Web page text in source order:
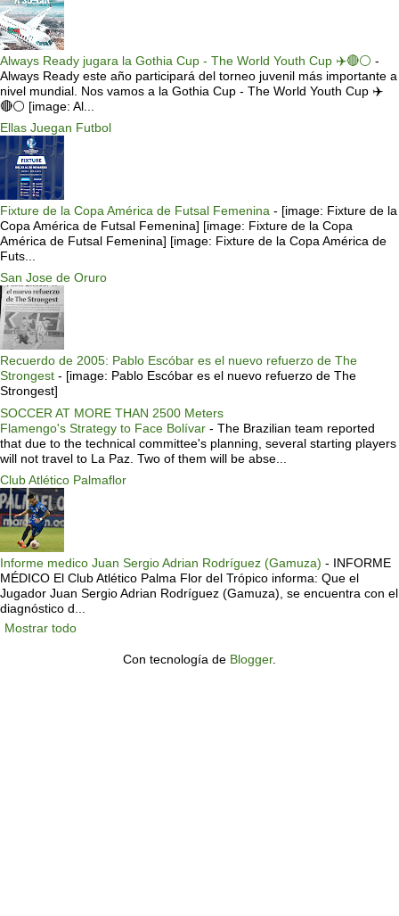
Always Ready jugara la Gothia Cup - The World Youth Cup ✈️🔴⚪️ -
Always Ready este año participará del torneo juvenil más importante a
nivel mundial. Nos vamos a la Gothia Cup - The World Youth Cup ✈️
🔴⚪️ [image: Al...
Ellas Juegan Futbol
Fixture de la Copa América de Futsal Femenina - [image: Fixture de la
Copa América de Futsal Femenina] [image: Fixture de la Copa
América de Futsal Femenina] [image: Fixture de la Copa América de
Futs...
San Jose de Oruro
Recuerdo de 2005: Pablo Escóbar es el nuevo refuerzo de The
Strongest - [image: Pablo Escóbar es el nuevo refuerzo de The
Strongest]
SOCCER AT MORE THAN 2500 Meters
Flamengo's Strategy to Face Bolívar - The Brazilian team reported
that due to the technical committee's planning, several starting players
will not travel to La Paz. Two of them will be abse...
Club Atlético Palmaflor
Informe medico Juan Sergio Adrian Rodríguez (Gamuza) - INFORME
MÉDICO El Club Atlético Palma Flor del Trópico informa: Que el
Jugador Juan Sergio Adrian Rodríguez (Gamuza), se encuentra con el
diagnóstico d...
Mostrar todo
Con tecnología de Blogger.